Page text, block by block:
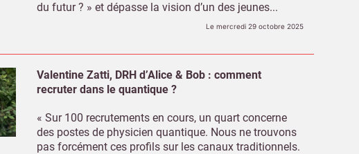
du futur ? » et dépasse la vision d’un des jeunes...
Le mercredi 29 octobre 2025
Valentine Zatti, DRH d’Alice & Bob : comment
recruter dans le quantique ?
« Sur 100 recrutements en cours, un quart concerne
des postes de physicien quantique. Nous ne trouvons
pas forcément ces profils sur les canaux traditionnels.